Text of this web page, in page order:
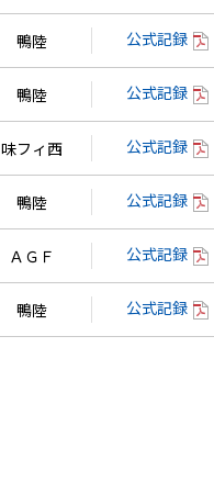
鴨陸 公式記録
鴨陸 公式記録
味フィ西 公式記録
鴨陸 公式記録
ＡＧＦ 公式記録
鴨陸 公式記録